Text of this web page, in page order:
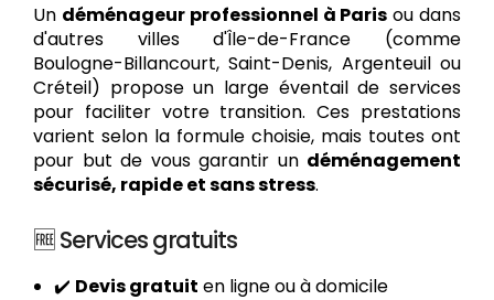
Un déménageur professionnel à Paris ou dans
d'autres villes d'Île-de-France (comme
Boulogne-Billancourt, Saint-Denis, Argenteuil ou
Créteil) propose un large éventail de services
pour faciliter votre transition. Ces prestations
varient selon la formule choisie, mais toutes ont
pour but de vous garantir un déménagement
sécurisé, rapide et sans stress.
🆓 Services gratuits
✔️ Devis gratuit en ligne ou à domicile